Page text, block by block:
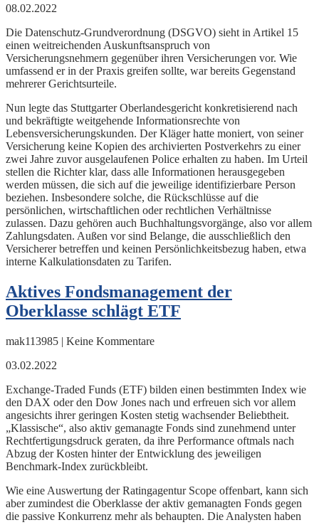
08.02.2022
Die Datenschutz-Grundverordnung (DSGVO) sieht in Artikel 15
einen weitreichenden Auskunftsanspruch von
Versicherungsnehmern gegenüber ihren Versicherungen vor. Wie
umfassend er in der Praxis greifen sollte, war bereits Gegenstand
mehrerer Gerichtsurteile.
Nun legte das Stuttgarter Oberlandesgericht konkretisierend nach
und bekräftigte weitgehende Informationsrechte von
Lebensversicherungskunden. Der Kläger hatte moniert, von seiner
Versicherung keine Kopien des archivierten Postverkehrs zu einer
zwei Jahre zuvor ausgelaufenen Police erhalten zu haben. Im Urteil
stellen die Richter klar, dass alle Informationen herausgegeben
werden müssen, die sich auf die jeweilige identifizierbare Person
beziehen. Insbesondere solche, die Rückschlüsse auf die
persönlichen, wirtschaftlichen oder rechtlichen Verhältnisse
zulassen. Dazu gehören auch Buchhaltungsvorgänge, also vor allem
Zahlungsdaten. Außen vor sind Belange, die ausschließlich den
Versicherer betreffen und keinen Persönlichkeitsbezug haben, etwa
interne Kalkulationsdaten zu Tarifen.
Aktives Fondsmanagement der
Oberklasse schlägt ETF
mak113985 | Keine Kommentare
03.02.2022
Exchange-Traded Funds (ETF) bilden einen bestimmten Index wie
den DAX oder den Dow Jones nach und erfreuen sich vor allem
angesichts ihrer geringen Kosten stetig wachsender Beliebtheit.
„Klassische“, also aktiv gemanagte Fonds sind zunehmend unter
Rechtfertigungsdruck geraten, da ihre Performance oftmals nach
Abzug der Kosten hinter der Entwicklung des jeweiligen
Benchmark-Index zurückbleibt.
Wie eine Auswertung der Ratingagentur Scope offenbart, kann sich
aber zumindest die Oberklasse der aktiv gemanagten Fonds gegen
die passive Konkurrenz mehr als behaupten. Die Analysten haben